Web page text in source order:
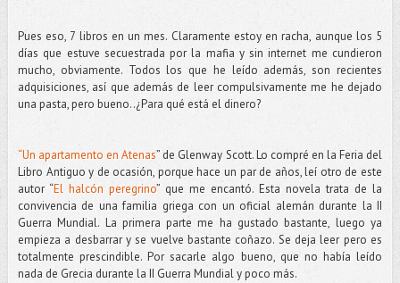
Pues eso, 7 libros en un mes. Claramente estoy en racha, aunque los 5
días que estuve secuestrada por la mafia y sin internet me cundieron
mucho, obviamente. Todos los que he leído además, son recientes
adquisiciones, así que además de leer compulsivamente me he dejado
una pasta, pero bueno..¿Para qué está el dinero?
“Un apartamento en Atenas” de Glenway Scott. Lo compré en la Feria del
Libro Antiguo y de ocasión, porque hace un par de años, leí otro de este
autor “El halcón peregrino” que me encantó. Esta novela trata de la
convivencia de una familia griega con un oficial alemán durante la II
Guerra Mundial. La primera parte me ha gustado bastante, luego ya
empieza a desbarrar y se vuelve bastante coñazo. Se deja leer pero es
totalmente prescindible. Por sacarle algo bueno, que no había leído
nada de Grecia durante la II Guerra Mundial y poco más.